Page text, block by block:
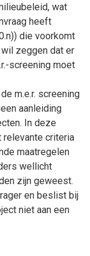
wat
heeft
die voorkomt
zeggen dat er
screening moet
m.e.r. screening
aanleiding
In deze
relevante criteria
maatregelen
wellicht
zijn geweest.
en beslist bij
niet aan een